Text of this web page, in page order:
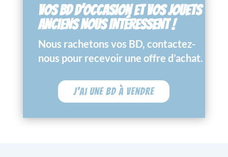
VOS BD D’OCCASION ET VOS JOUETS
ANCIENS NOUS INTÉRESSENT !
Nous rachetons vos BD, contactez-
nous pour recevoir une offre d’achat.
J'ai une BD à vendre